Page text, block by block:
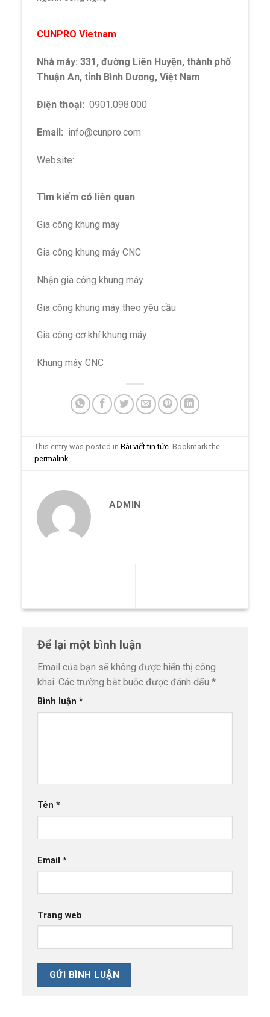
CUNPRO Vietnam
Nhà máy: 331, đường Liên Huyện, thành phố
Thuận An, tỉnh Bình Dương, Việt Nam
Điện thoại: 0901.098.000
Email: info@cunpro.com
Website:
Tìm kiếm có liên quan
Gia công khung máy
Gia công khung máy CNC
Nhận gia công khung máy
Gia công khung máy theo yêu cầu
Gia công cơ khí khung máy
Khung máy CNC
This entry was posted in Bài viết tin tức. Bookmark the
permalink.
ADMIN
Để lại một bình luận
Email của bạn sẽ không được hiển thị công
khai. Các trường bắt buộc được đánh dấu*
Bình luận*
Tên*
Email*
Trang web